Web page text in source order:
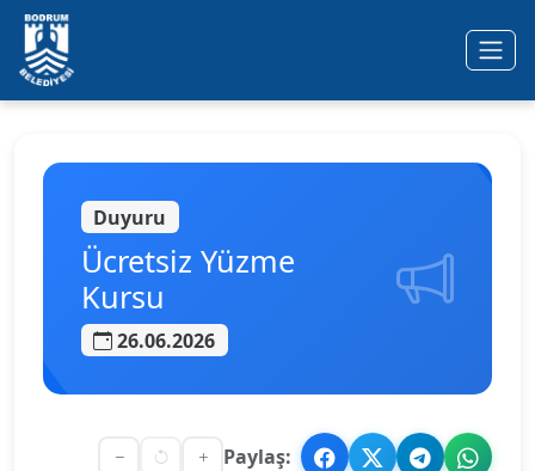
Ana içeriğe geç
Duyuru
Ücretsiz Yüzme
Kursu
26.06.2026
Paylaş: